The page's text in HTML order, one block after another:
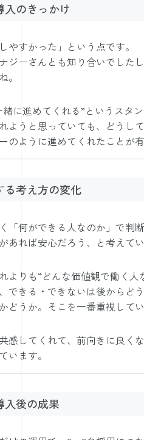
入のきっかけ
やすかった」という点です。
ジーさんとも知り合いでした
。
に進めてくれる”というスタ
ようと思っていても、どうし
のように進めてくれたことが
る考え方の変化
「何ができる人なのか」で判
あれば安心だろう、と考えてい
よりも“どんな価値観で働く人
できる・できないは後からど
どうか。そこを一番重視してい
感してくれて、前向きに良く
います。
入後の成果